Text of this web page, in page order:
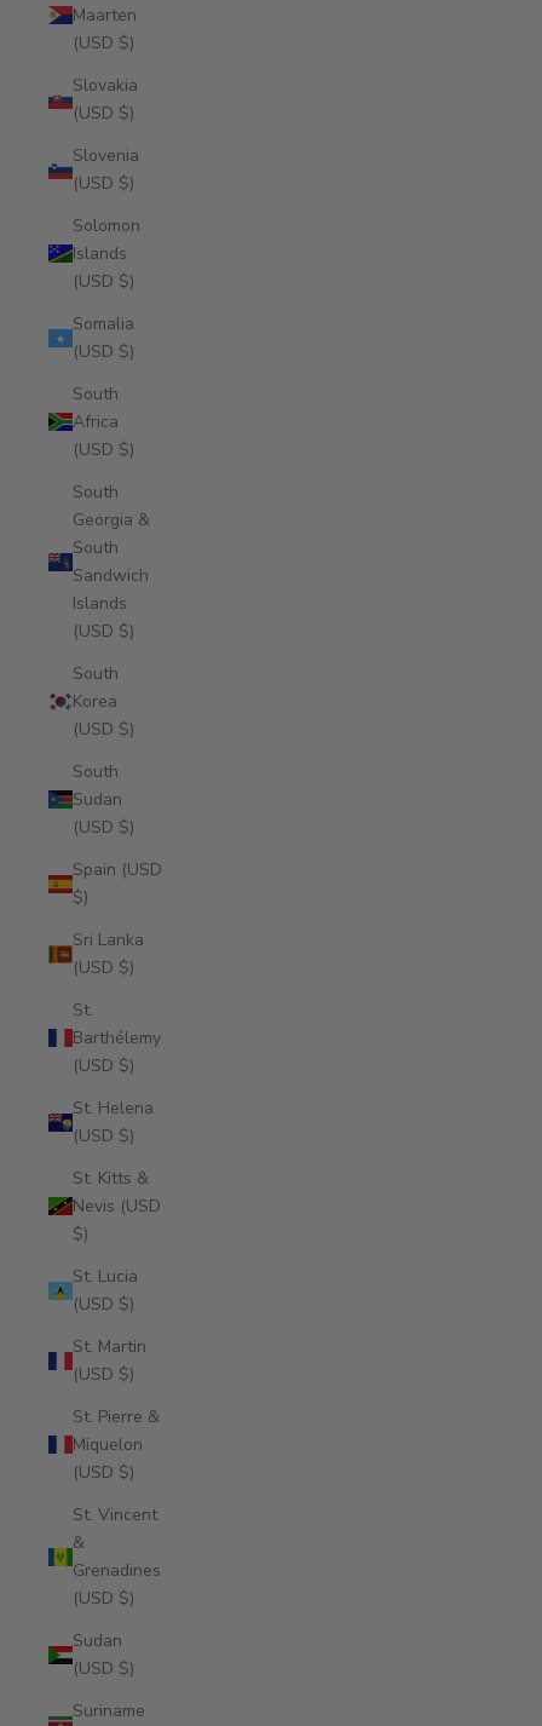
Maarten
(USD $)
Slovakia
(USD $)
Slovenia
(USD $)
Solomon
Islands
(USD $)
Somalia
(USD $)
South
Africa
(USD $)
South
Georgia &
South
Sandwich
Islands
(USD $)
South
Korea
(USD $)
South
Sudan
(USD $)
Spain (USD
$)
Sri Lanka
(USD $)
St.
Barthélemy
(USD $)
St. Helena
(USD $)
St. Kitts &
Nevis (USD
$)
St. Lucia
(USD $)
St. Martin
(USD $)
St. Pierre &
Miquelon
(USD $)
St. Vincent
&
Grenadines
(USD $)
Sudan
(USD $)
Suriname